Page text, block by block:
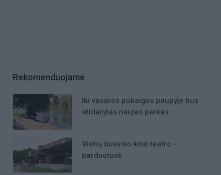
Rekomenduojame
Iki vasaros pabaigos paupyje bus
atidarytas naujas parkas
Vietoj buvusio kino teatro -
parduotuvė